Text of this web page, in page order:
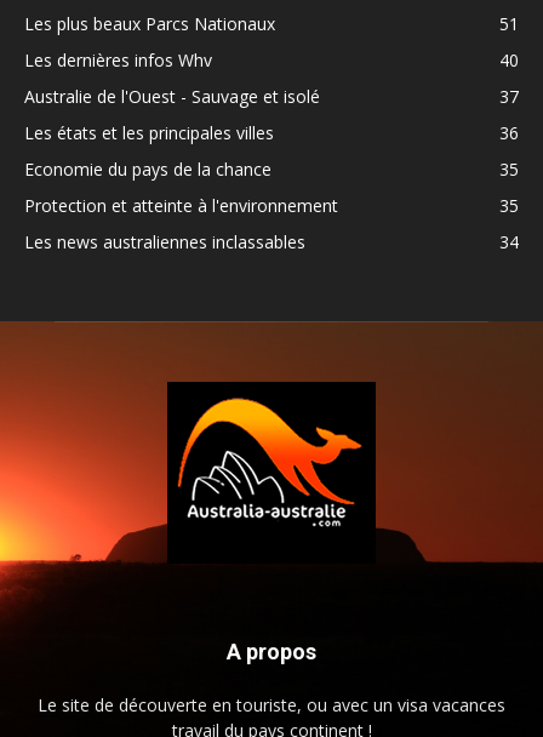
Les plus beaux Parcs Nationaux
51
Les dernières infos Whv
40
Australie de l'Ouest - Sauvage et isolé
37
Les états et les principales villes
36
Economie du pays de la chance
35
Protection et atteinte à l'environnement
35
Les news australiennes inclassables
34
A propos
Le site de découverte en touriste, ou avec un visa vacances
travail du pays continent !